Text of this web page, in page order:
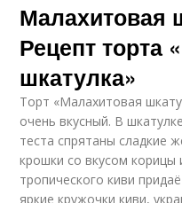
Малахитовая
Рецепт торта
шкатулка»
Торт «Малахитовая
очень вкусный. В
теста спрятаны сладкие
крошки со вкусом корицы
тропического киви
яркие кружочки киви,